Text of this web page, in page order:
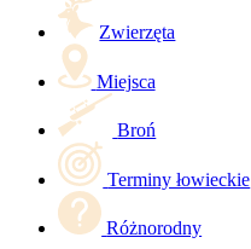
Zwierzęta
Miejsca
Broń
Terminy łowieckie
Różnorodny